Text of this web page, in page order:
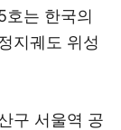
호는 한국의
지궤도 위성
구 서울역 공